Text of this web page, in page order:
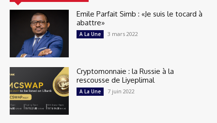
Emile Parfait Simb : «Je suis le tocard à
abattre»
A La Une 3 mars 2022
Cryptomonnaie : la Russie à la
rescousse de Liyeplimal
A La Une 7 juin 2022